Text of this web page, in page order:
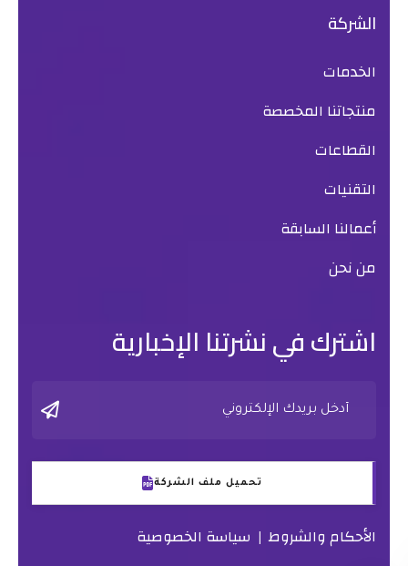
الشركة
الخدمات
منتجاتنا المخصصة
القطاعات
التقنيات
أعمالنا السابقة
من نحن
اشترك في نشرتنا الإخبارية
تحميل ملف الشركة
الأحكام والشروط سياسة الخصوصية